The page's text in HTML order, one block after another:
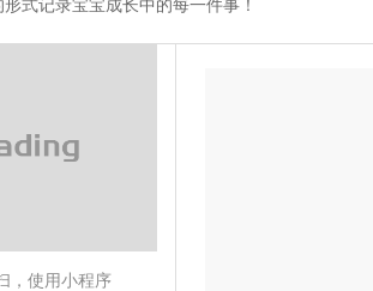
式记录宝宝成长中的每一件事！
，使用小程序